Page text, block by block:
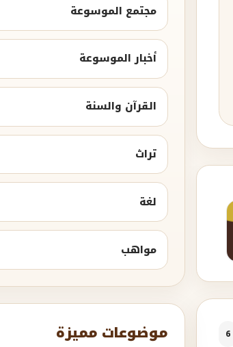
مجتمع الموسوعة
أخبار الموسوعة
القرآن والسنة
تراث
لغة
مواهب
موضوعات مميزة 6